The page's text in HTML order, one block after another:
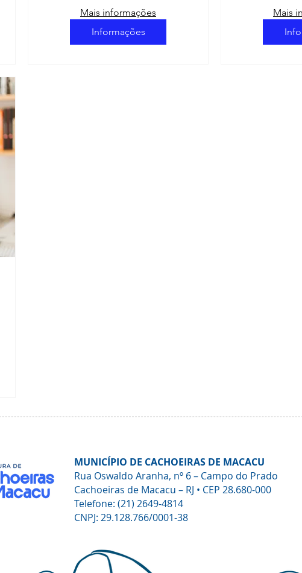
Mais informações
Informações
Mais
MUNICÍPIO DE CACHOEIRAS DE MACACU
Rua Oswaldo Aranha, nº 6 – Campo do Prado
Cachoeiras de Macacu – RJ • CEP 28.680-000
Telefone: (21) 2649-4814
CNPJ: 29.128.766/0001-38